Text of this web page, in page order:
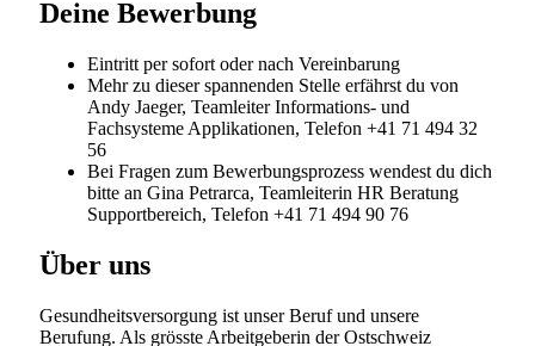
Weiterbildungsangebote und ein engagiertes Team,
HOCH Health Ostschweiz fördert und unterstützt die
Aus-, Fort- und Weiterbildung von Mitarbeitenden.
Jährlich nutzen über 700 Personen – von der
Grundbildung über die Höhere Fachschule bis hin zur
Fachhochschule inklusive Nachdiplomstudiengänge –
das Angebot. In internen und externen Fort- und
fachliche Bildung als auch methodische Kompetenzen